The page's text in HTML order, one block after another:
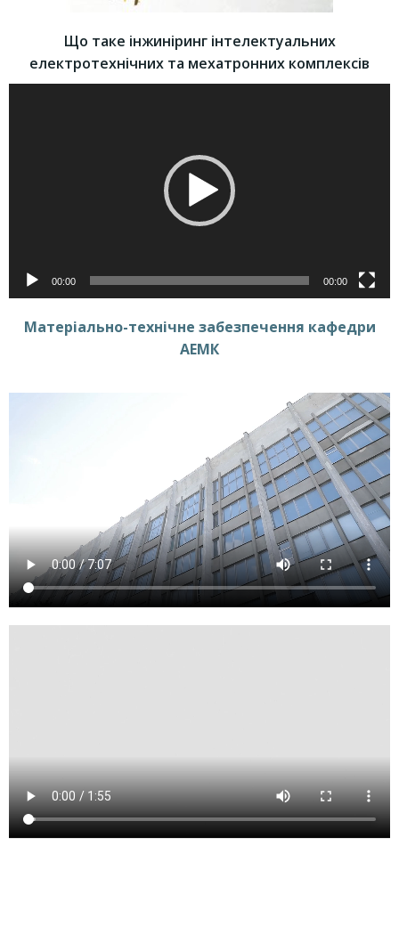
Що таке інжиніринг інтелектуальних
електротехнічних та мехатронних комплексів
00:00 00:00
Матеріально-технічне забезпечення кафедри
АЕМК